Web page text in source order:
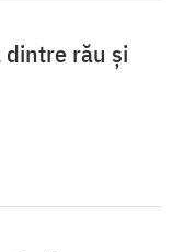
dintre rău și